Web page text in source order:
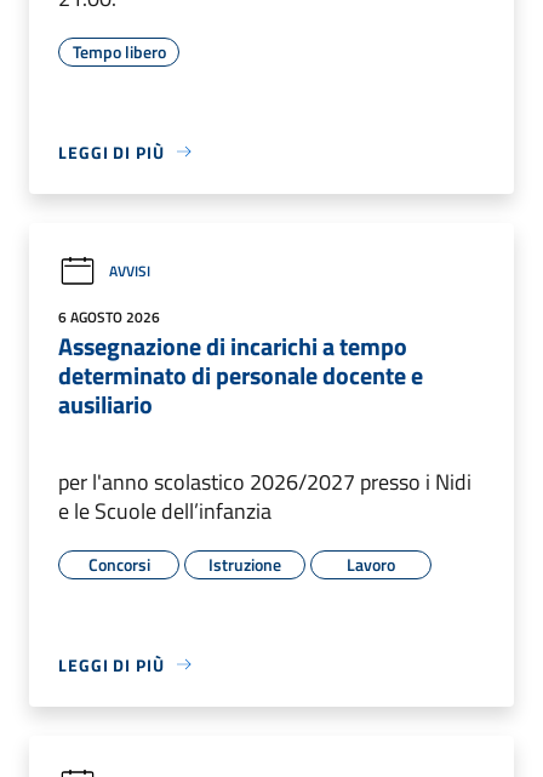
Tempo libero
LEGGI DI PIÙ
AVVISI
6 AGOSTO 2026
Assegnazione di incarichi a tempo
determinato di personale docente e
ausiliario
per l'anno scolastico 2026/2027 presso i Nidi
e le Scuole dell’infanzia
Concorsi Istruzione Lavoro
LEGGI DI PIÙ